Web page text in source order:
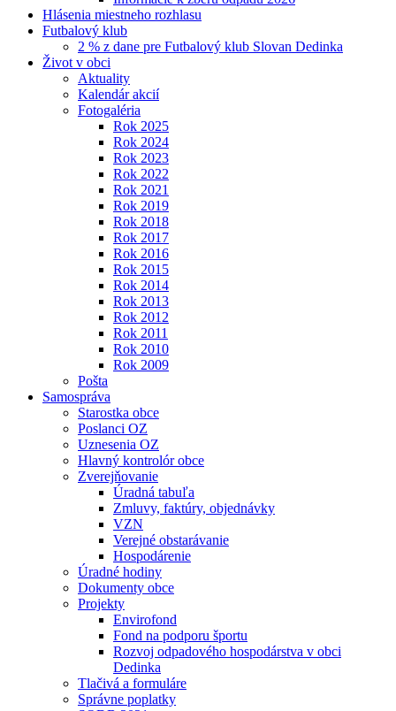
Hlásenia miestneho rozhlasu
Futbalový klub
2 % z dane pre Futbalový klub Slovan Dedinka
Život v obci
Aktuality
Kalendár akcií
Fotogaléria
Rok 2025
Rok 2024
Rok 2023
Rok 2022
Rok 2021
Rok 2019
Rok 2018
Rok 2017
Rok 2016
Rok 2015
Rok 2014
Rok 2013
Rok 2012
Rok 2011
Rok 2010
Rok 2009
Pošta
Samospráva
Starostka obce
Poslanci OZ
Uznesenia OZ
Hlavný kontrolór obce
Zverejňovanie
Úradná tabuľa
Zmluvy, faktúry, objednávky
VZN
Verejné obstarávanie
Hospodárenie
Úradné hodiny
Dokumenty obce
Projekty
Envirofond
Fond na podporu športu
Rozvoj odpadového hospodárstva v obci
Dedinka
Tlačivá a formuláre
Správne poplatky